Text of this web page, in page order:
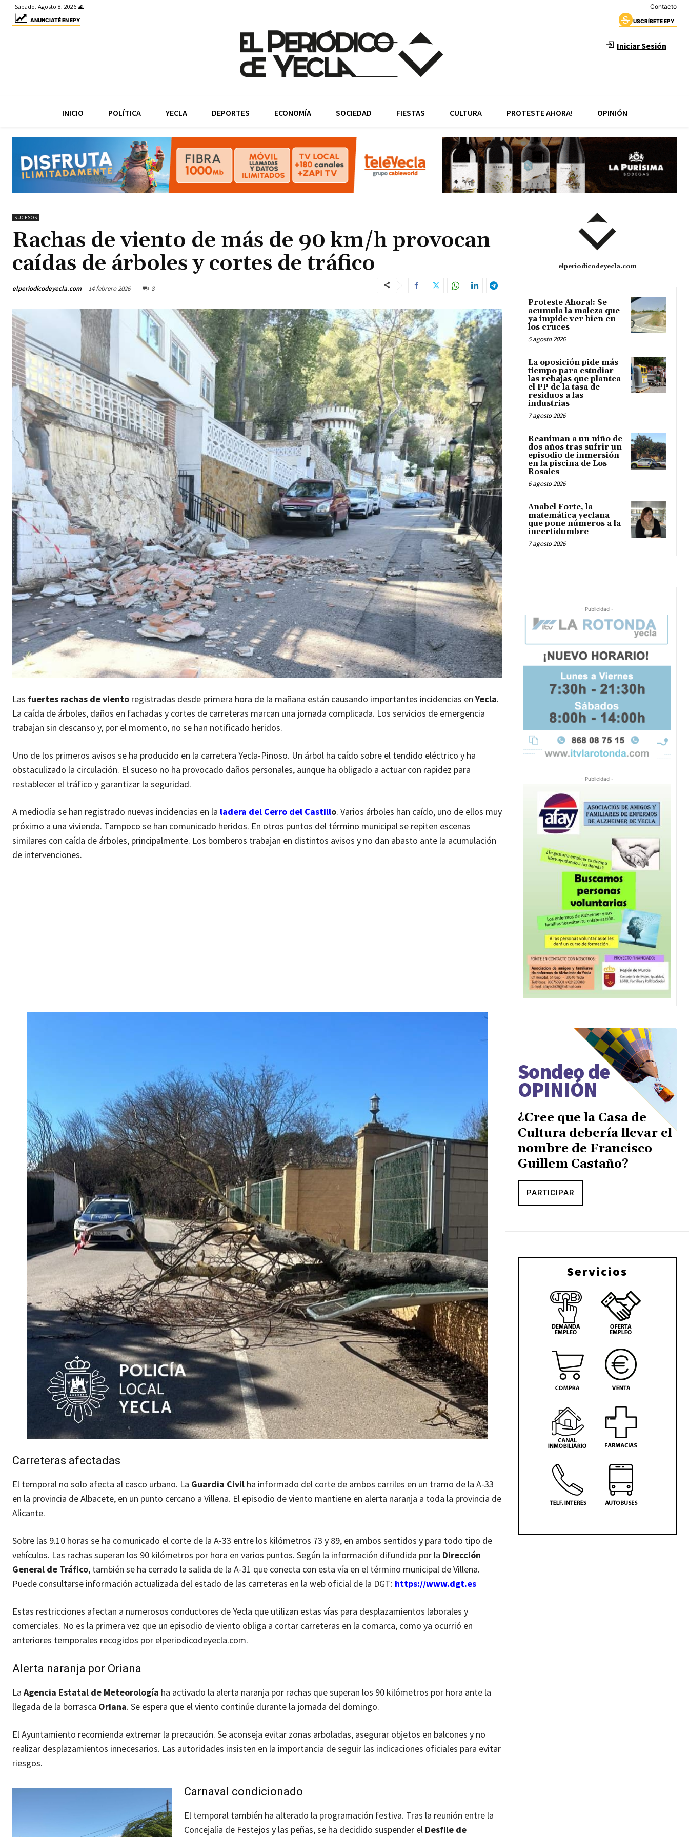
Sábado, Agosto 8, 2026 🌊 Contacto
ANUNCIATÉ EN EPY USCRÍBETE EPY
Iniciar Sesión
INICIO POLÍTICA YECLA DEPORTES ECONOMÍA SOCIEDAD FIESTAS CULTURA PROTESTE AHORA! OPINIÓN
SUCESOS
Rachas de viento de más de 90 km/h provocan
caídas de árboles y cortes de tráfico
elperiodicodeyecla.com 14 febrero 2026 8
Las fuertes rachas de viento registradas desde primera hora de la mañana están causando importantes incidencias enYecla.
La caída de árboles, daños en fachadas y cortes de carreteras marcan una jornada complicada. Los servicios de emergencia
trabajan sin descanso y, por el momento, no se han notificado heridos.
Uno de los primeros avisos se ha producido en la carretera Yecla-Pinoso. Un árbol ha caído sobre el tendido eléctrico y ha
obstaculizado la circulación. El suceso no ha provocado daños personales, aunque ha obligado a actuar con rapidez para
restablecer el tráfico y garantizar la seguridad.
A mediodía se han registrado nuevas incidencias en la ladera del Cerro del Castillo. Varios árboles han caído, uno de ellos muy
próximo a una vivienda. Tampoco se han comunicado heridos. En otros puntos del término municipal se repiten escenas
similares con caída de árboles, principalmente. Los bomberos trabajan en distintos avisos y no dan abasto ante la acumulación
de intervenciones.
Carreteras afectadas
El temporal no solo afecta al casco urbano. La Guardia Civil ha informado del corte de ambos carriles en un tramo de la A-33
en la provincia de Albacete, en un punto cercano a Villena. El episodio de viento mantiene en alerta naranja a toda la provincia de
Alicante.
Sobre las 9.10 horas se ha comunicado el corte de la A-33 entre los kilómetros 73 y 89, en ambos sentidos y para todo tipo de
vehículos. Las rachas superan los 90 kilómetros por hora en varios puntos. Según la información difundida por la Dirección
General de Tráfico, también se ha cerrado la salida de la A-31 que conecta con esta vía en el término municipal de Villena.
Puede consultarse información actualizada del estado de las carreteras en la web oficial de la DGT: https://www.dgt.es
Estas restricciones afectan a numerosos conductores de Yecla que utilizan estas vías para desplazamientos laborales y
comerciales. No es la primera vez que un episodio de viento obliga a cortar carreteras en la comarca, como ya ocurrió en
anteriores temporales recogidos por elperiodicodeyecla.com.
Alerta naranja por Oriana
La Agencia Estatal de Meteorología ha activado la alerta naranja por rachas que superan los 90 kilómetros por hora ante la
llegada de la borrasca Oriana. Se espera que el viento continúe durante la jornada del domingo.
El Ayuntamiento recomienda extremar la precaución. Se aconseja evitar zonas arboladas, asegurar objetos en balcones y no
realizar desplazamientos innecesarios. Las autoridades insisten en la importancia de seguir las indicaciones oficiales para evitar
riesgos.
Carnaval condicionado
El temporal también ha alterado la programación festiva. Tras la reunión entre la
Concejalía de Festejos y las peñas, se ha decidido suspender el Desfile de
elperiodicodeyecla.com
Proteste Ahora!: Se
acumula la maleza que
ya impide ver bien en
los cruces
5 agosto 2026
La oposición pide más
tiempo para estudiar
las rebajas que plantea
el PP de la tasa de
residuos a las
industrias
7 agosto 2026
Reaniman a un niño de
dos años tras sufrir un
episodio de inmersión
en la piscina de Los
Rosales
6 agosto 2026
Anabel Forte, la
matemática yeclana
que pone números a la
incertidumbre
7 agosto 2026
- Publicidad -
- Publicidad -
Sondeo de
OPINIÓN
¿Cree que la Casa de
Cultura debería llevar el
nombre de Francisco
Guillem Castaño?
PARTICIPAR
Servicios